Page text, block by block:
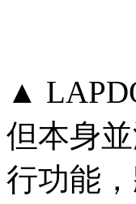
▲
但本身
行功能